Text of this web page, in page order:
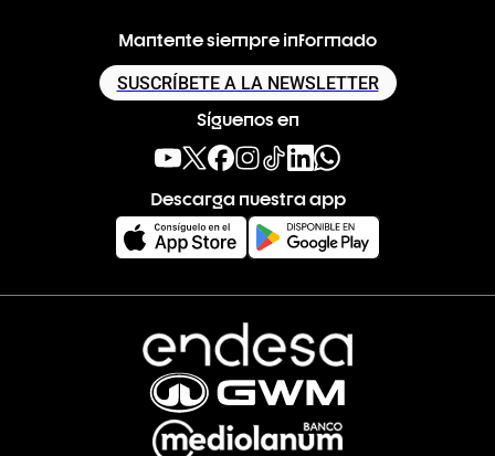
Mantente siempre informado
SUSCRÍBETE A LA NEWSLETTER
Síguenos en
Descarga nuestra app